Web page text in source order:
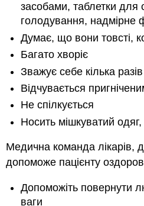
засобами, таблетки для
голодування, надмірне
Думає, що вони товсті,
Багато хворіє
Зважує себе кілька
Відчувається
Не спілкується
Носить мішкуватий
Медична команда лікарів,
допоможе пацієнту
Допоможіть повернути
ваги